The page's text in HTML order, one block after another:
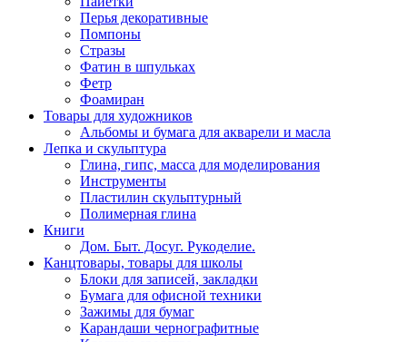
Перья декоративные
Помпоны
Стразы
Фатин в шпульках
Фетр
Фоамиран
Товары для художников
Альбомы и бумага для акварели и масла
Лепка и скульптура
Глина, гипс, масса для моделирования
Инструменты
Пластилин скульптурный
Полимерная глина
Книги
Дом. Быт. Досуг. Рукоделие.
Канцтовары, товары для школы
Блоки для записей, закладки
Бумага для офисной техники
Зажимы для бумаг
Карандаши чернографитные